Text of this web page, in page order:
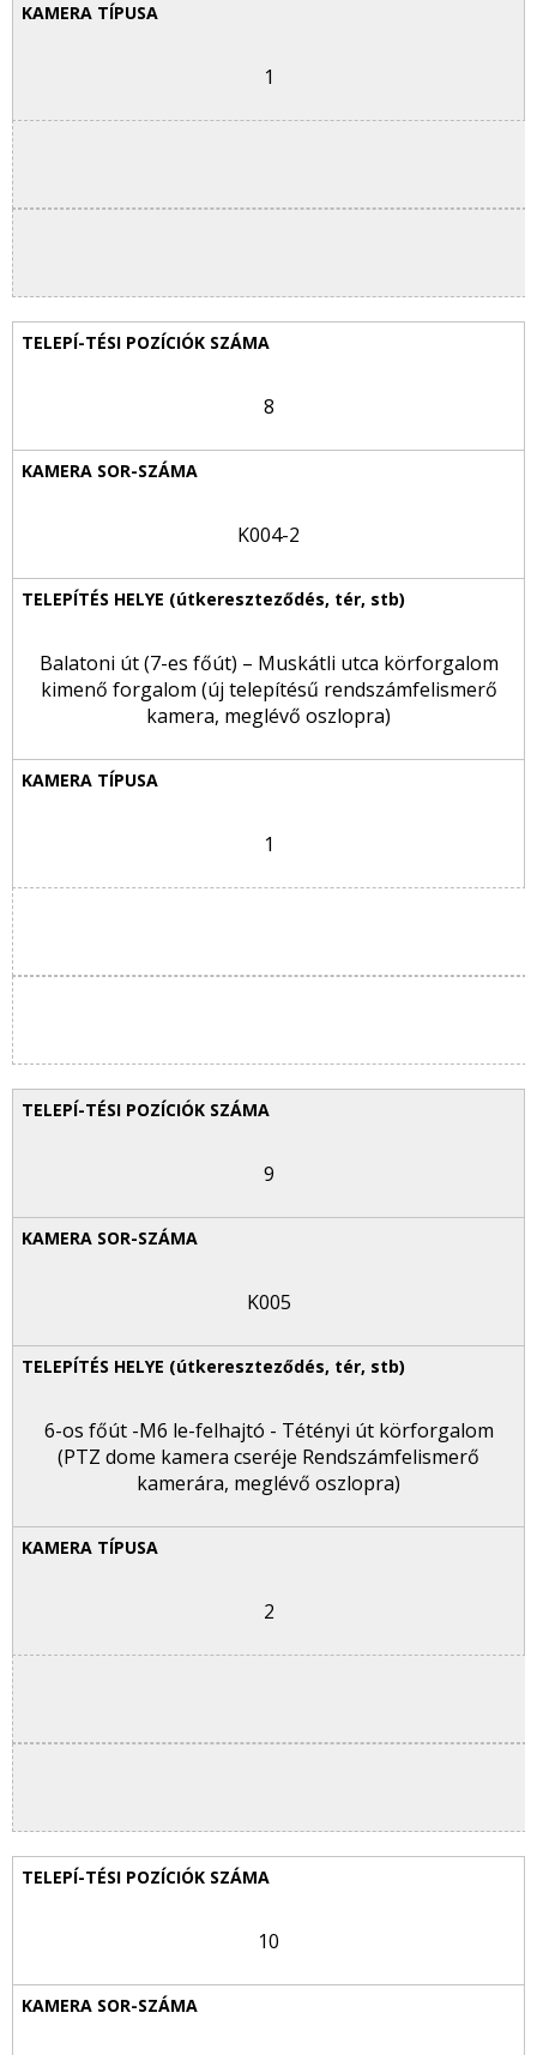
1
8
K004-2
Balatoni út (7-es főút) – Muskátli utca körforgalom
kimenő forgalom (új telepítésű rendszámfelismerő
kamera, meglévő oszlopra)
1
9
K005
6-os főút -M6 le-felhajtó - Tétényi út körforgalom
(PTZ dome kamera cseréje Rendszámfelismerő
kamerára, meglévő oszlopra)
2
10